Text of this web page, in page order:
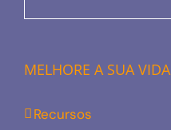
MELHORE A SUA VIDA
Recursos